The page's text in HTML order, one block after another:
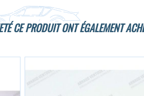
CE PRODUIT ONT ÉGALEMENT